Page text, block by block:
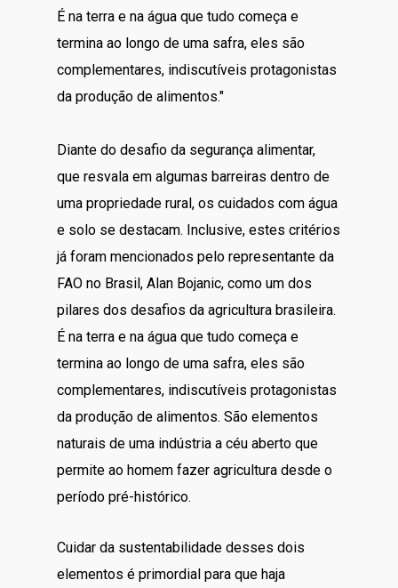
É na terra e na água que tudo começa e
termina ao longo de uma safra, eles são
complementares, indiscutíveis protagonistas
da produção de alimentos."
Diante do desafio da segurança alimentar,
que resvala em algumas barreiras dentro de
uma propriedade rural, os cuidados com água
e solo se destacam. Inclusive, estes critérios
já foram mencionados pelo representante da
FAO no Brasil, Alan Bojanic, como um dos
pilares dos desafios da agricultura brasileira.
É na terra e na água que tudo começa e
termina ao longo de uma safra, eles são
complementares, indiscutíveis protagonistas
da produção de alimentos. São elementos
naturais de uma indústria a céu aberto que
permite ao homem fazer agricultura desde o
período pré-histórico.
Cuidar da sustentabilidade desses dois
elementos é primordial para que haja